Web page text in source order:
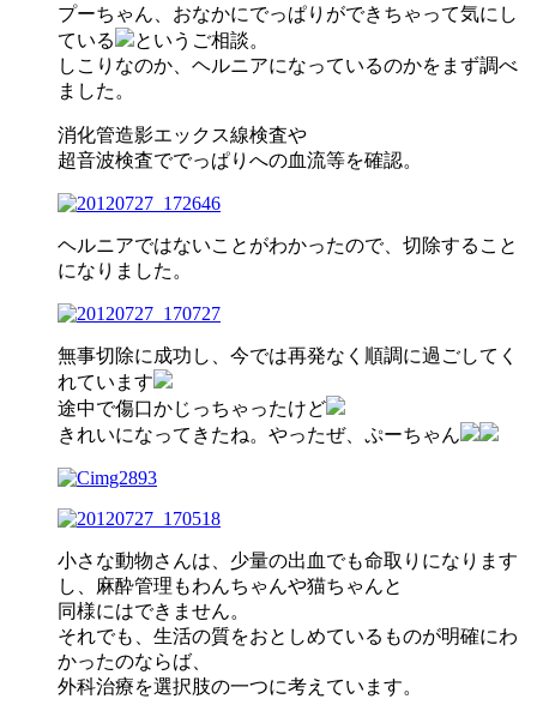
プーちゃん、おなかにでっぱりができちゃって気にし
ている
というご相談。
しこりなのか、ヘルニアになっているのかをまず調べ
ました。
消化管造影エックス線検査や
超音波検査ででっぱりへの血流等を確認。
ヘルニアではないことがわかったので、切除すること
になりました。
無事切除に成功し、今では再発なく順調に過ごしてく
れています
途中で傷口かじっちゃったけど
きれいになってきたね。やったぜ、ぷーちゃん
小さな動物さんは、少量の出血でも命取りになります
し、麻酔管理もわんちゃんや猫ちゃんと
同様にはできません。
それでも、生活の質をおとしめているものが明確にわ
かったのならば、
外科治療を選択肢の一つに考えています。